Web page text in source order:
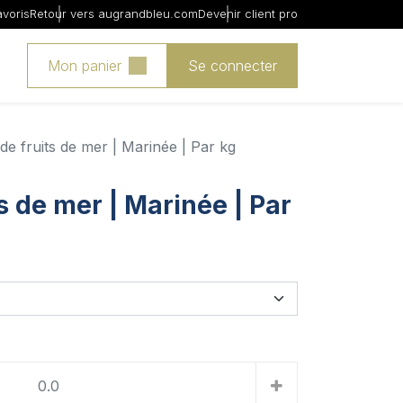
Retour vers augrandbleu.comDevenir client pro
Mon panier Se connecter
fruits de mer | Marinée | Par kg
de mer | Marinée | Par